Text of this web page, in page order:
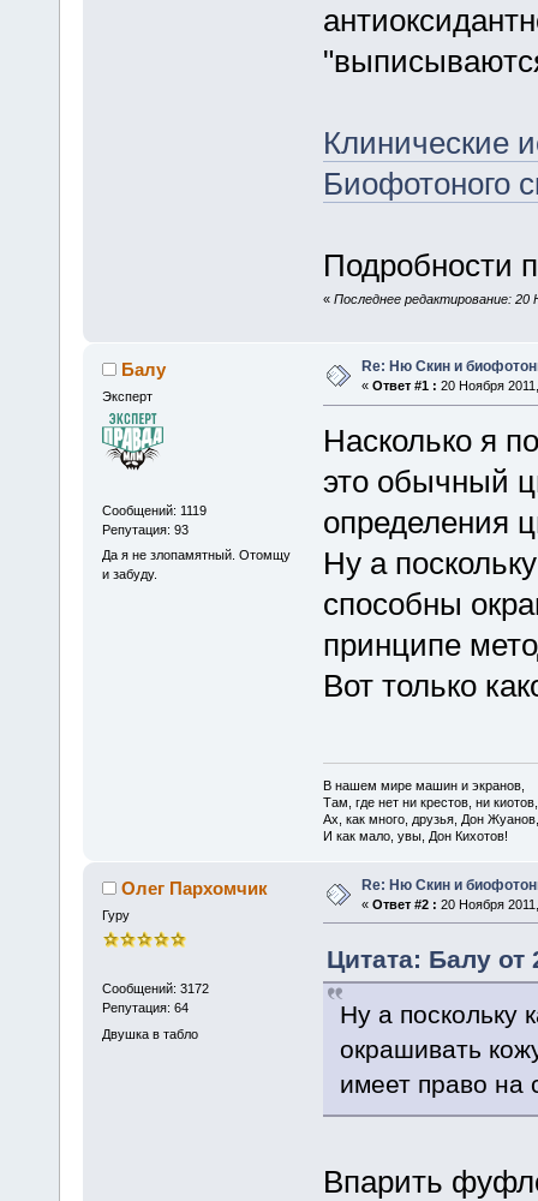
Клинические
Биофотоного
Подробности
« Последнее редактирование: 20
Балу
Эксперт
Сообщений: 1119
Репутация: 93
Да я не злопамятный. Отомщу
и забуду.
Re: Ню Скин и
« Ответ #1 : 20 Ноября
Насколько я
это обычный
определения
Ну а
способны
принципе
Вот только
В нашем мире машин и экранов,
Там, где нет ни крестов, ни киотов,
Ах, как много, друзья, Дон Жуанов,
И как мало, увы, Дон Кихотов!
Олег Пархомчик
Гуру
Сообщений: 3172
Репутация: 64
Двушка в табло
Re: Ню Скин и
« Ответ #2 : 20 Ноября
Цитата: Балу от
Ну а поскольку
окрашивать
имеет право на
Впарить